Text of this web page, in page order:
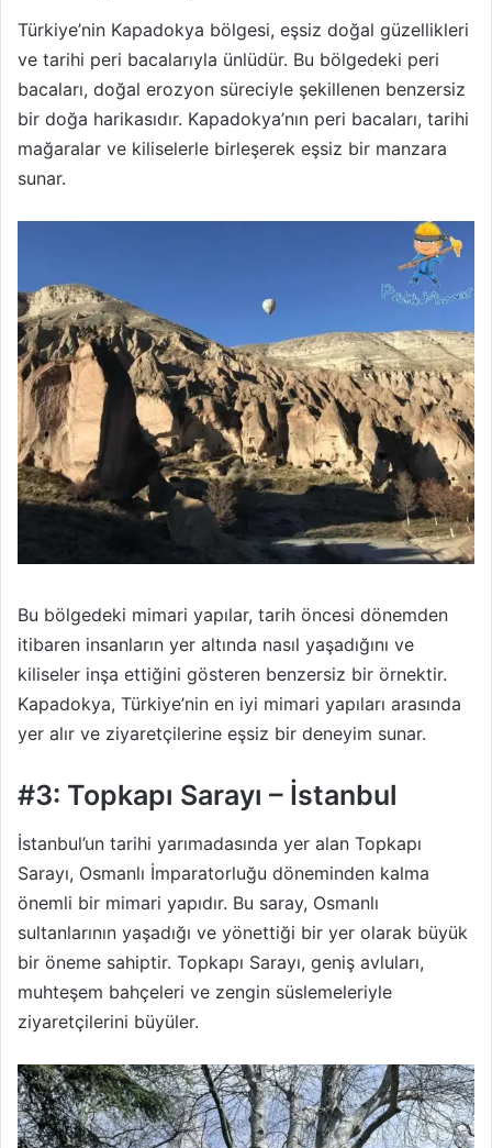
Türkiye’nin Kapadokya bölgesi, eşsiz doğal güzellikleri
ve tarihi peri bacalarıyla ünlüdür. Bu bölgedeki peri
bacaları, doğal erozyon süreciyle şekillenen benzersiz
bir doğa harikasıdır. Kapadokya’nın peri bacaları, tarihi
mağaralar ve kiliselerle birleşerek eşsiz bir manzara
sunar.
Bu bölgedeki mimari yapılar, tarih öncesi dönemden
itibaren insanların yer altında nasıl yaşadığını ve
kiliseler inşa ettiğini gösteren benzersiz bir örnektir.
Kapadokya, Türkiye’nin en iyi mimari yapıları arasında
yer alır ve ziyaretçilerine eşsiz bir deneyim sunar.
#3: Topkapı Sarayı – İstanbul
İstanbul’un tarihi yarımadasında yer alan Topkapı
Sarayı, Osmanlı İmparatorluğu döneminden kalma
önemli bir mimari yapıdır. Bu saray, Osmanlı
sultanlarının yaşadığı ve yönettiği bir yer olarak büyük
bir öneme sahiptir. Topkapı Sarayı, geniş avluları,
muhteşem bahçeleri ve zengin süslemeleriyle
ziyaretçilerini büyüler.